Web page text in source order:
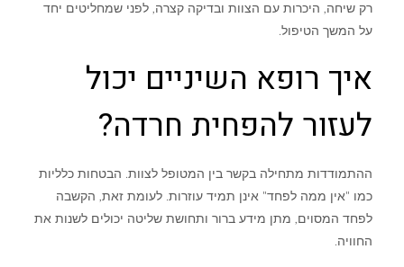
רק שיחה, היכרות עם הצוות ובדיקה קצרה, לפני שמחליטים יחד
על המשך הטיפול.
איך רופא השיניים יכול
לעזור להפחית חרדה?
ההתמודדות מתחילה בקשר בין המטופל לצוות. הבטחות כלליות
כמו "אין ממה לפחד" אינן תמיד עוזרות. לעומת זאת, הקשבה
לפחד המסוים, מתן מידע ברור ותחושת שליטה יכולים לשנות את
החוויה.